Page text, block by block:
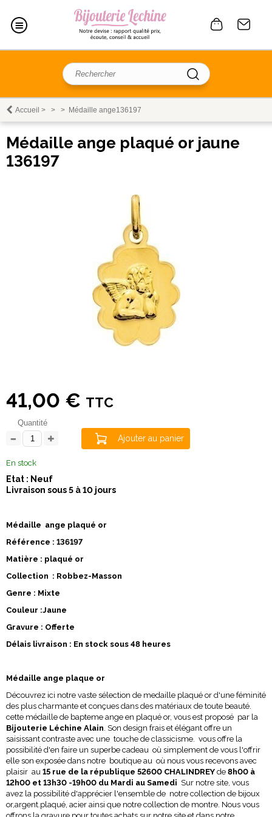
Accueil > > > Médaille ange136197
Médaille ange plaqué or jaune
136197
41,00 € TTC
Quantité
Ajouter au panier
En stock
Etat : Neuf
Livraison sous 5 à 10 jours
Médaille ange plaqué or
Référence : 136197
Matière : plaqué or
Collection : Robbez-Masson
Genre : Mixte
Couleur :Jaune
Gravure : Offerte
Délais livraison : En stock sous 48 heures
Médaille ange plaque or
Découvrez ici notre vaste sélection de medaille plaqué or d'une féminité
des plus charmante et conçues dans des matériaux de toute beauté.
cette médaille de bapteme ange en plaqué or, vous est proposé par la
Bijouterie Léchine Alain . Son design frais et élégant offre un
saisissant contraste avec une touche de classicisme. vous offre la
possibilité d'en faire un superbe cadeau où simplement de vous l'offrir
elle son exposée dans notre boutique au où nous vous recevons avec
plaisir au 15 rue de la république 52600 CHALINDREY de 8h00 à
12h00 et 13h30 -19h00 du Mardi au Samedi Sur notre site, vous
avez la possibilité d'apprécier l'ensemble de notre collection de bijoux
or,argent.plaqué, acier ainsi que notre collection de montre. Nous vous